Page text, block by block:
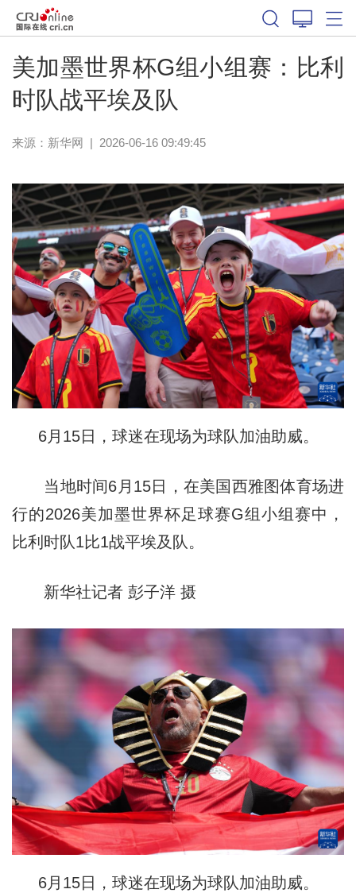
美加墨世界杯G组小组赛：比利
时队战平埃及队
来源：新华网 | 2026-06-16 09:49:45
6月15日，球迷在现场为球队加油助威。
当地时间6月15日，在美国西雅图体育场进
行的2026美加墨世界杯足球赛G组小组赛中，
比利时队1比1战平埃及队。
新华社记者 彭子洋 摄
6月15日，球迷在现场为球队加油助威。